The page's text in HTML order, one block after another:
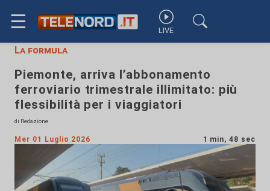
☰ LIVE
La formula
Piemonte, arriva l’abbonamento
ferroviario trimestrale illimitato: più
flessibilità per i viaggiatori
di Redazione
Mer 01 Luglio 2026 1 min, 48 sec